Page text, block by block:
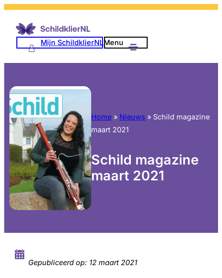
Mijn SchildklierNLMenu
Home » Nieuws » Schild magazine
maart 2021
Schild magazine
maart 2021
Gepubliceerd op: 12 maart 2021